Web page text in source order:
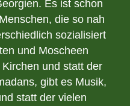
Es ist schon
die so nah
sozialisiert
und Moscheen
und statt der
gibt es Musik,
statt der vielen